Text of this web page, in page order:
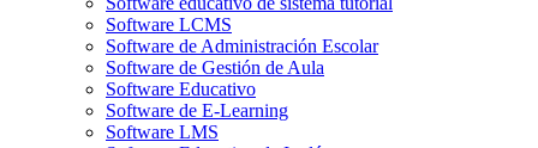
Software LCMS
Software de Administración Escolar
Software de Gestión de Aula
Software Educativo
Software de E-Learning
Software LMS